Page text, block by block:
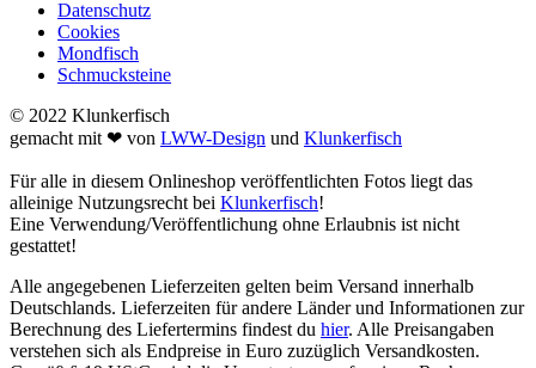
Datenschutz
Cookies
Mondfisch
Schmucksteine
© 2022 Klunkerfisch
gemacht mit ❤ von LWW-Design und Klunkerfisch
Für alle in diesem Onlineshop veröffentlichten Fotos liegt das
alleinige Nutzungsrecht bei Klunkerfisch!
Eine Verwendung/Veröffentlichung ohne Erlaubnis ist nicht
gestattet!
Alle angegebenen Lieferzeiten gelten beim Versand innerhalb
Deutschlands. Lieferzeiten für andere Länder und Informationen zur
Berechnung des Liefertermins findest du hier. Alle Preisangaben
verstehen sich als Endpreise in Euro zuzüglich Versandkosten.